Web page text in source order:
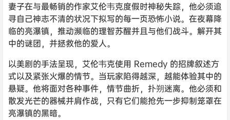
妻子在与最畅销的作家艾伦韦克度假时神秘失踪，他必须追
寻自己神志不清的状况下拟写的每一页恐怖小说。在夜幕降
临的亮瀑镇，推动濒临的理智苏醒并且与他们战斗。解开其
中的谜团，并拯救他的爱人。
以美剧的手法呈现，艾伦韦克使用 Remedy 的招牌叙述方
式以及紧张火爆的情节。当玩家陷得越深，越能体验其中的
悬疑。他将面对各种事件，情节曲折，扑朔迷离。他必须和
散发光芒的器械并肩作战，只有它们能抢先一步抑制笼罩在
亮瀑镇的黑暗。